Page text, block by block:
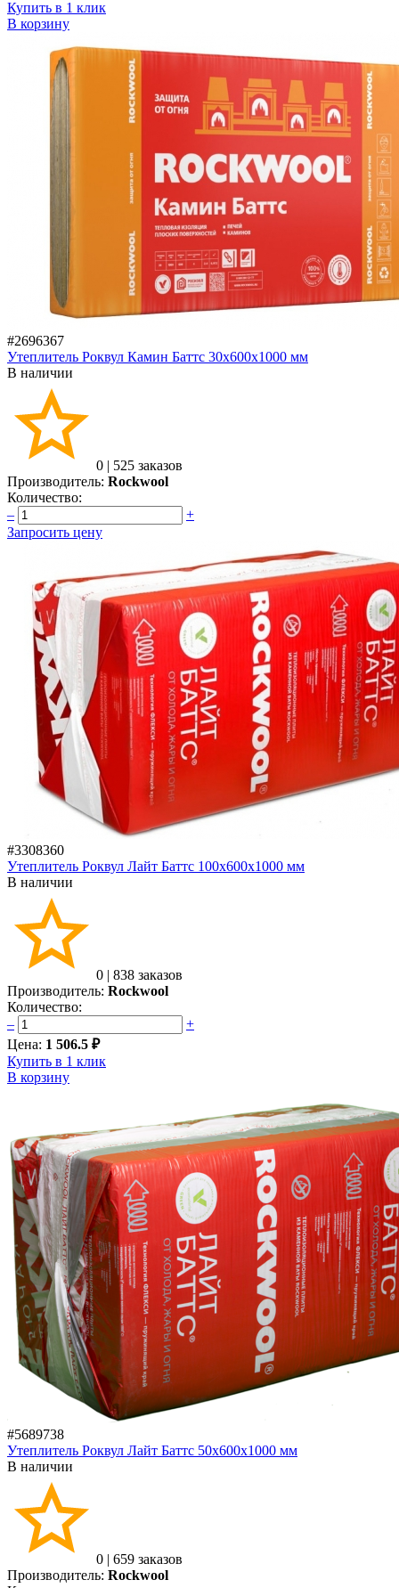
Купить в 1 клик
В корзину
#2696367
Утеплитель Роквул Камин Баттс 30x600x1000 мм
В наличии
0 | 525 заказов
Производитель: Rockwool
Количество:
–
+
Запросить цену
#3308360
Утеплитель Роквул Лайт Баттс 100х600х1000 мм
В наличии
0 | 838 заказов
Производитель: Rockwool
Количество:
–
+
Цена: 1 506.5 ₽
Купить в 1 клик
В корзину
#5689738
Утеплитель Роквул Лайт Баттс 50х600х1000 мм
В наличии
0 | 659 заказов
Производитель: Rockwool